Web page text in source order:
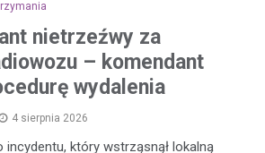
nietrzeźwy za
– komendant
wydalenia
4 sierpnia 2026
incydentu, który wstrząsnął lokalną